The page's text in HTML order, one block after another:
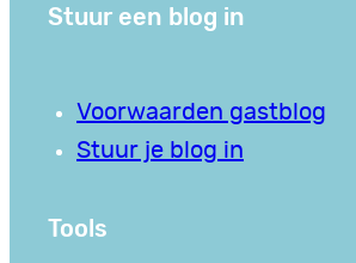
Stuur een blog in
Voorwaarden gastblog
Stuur je blog in
Tools